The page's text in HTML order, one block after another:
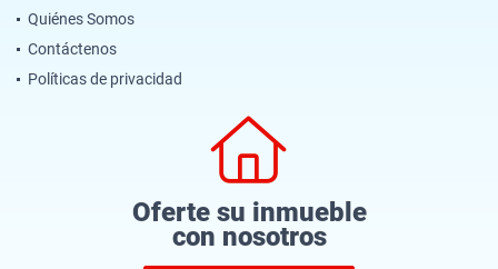
Quiénes Somos
Contáctenos
Políticas de privacidad
Oferte su inmueble
con nosotros